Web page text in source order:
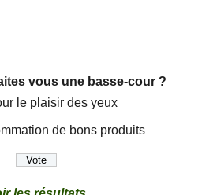
vous une basse-cour ?
le plaisir des yeux
de bons produits